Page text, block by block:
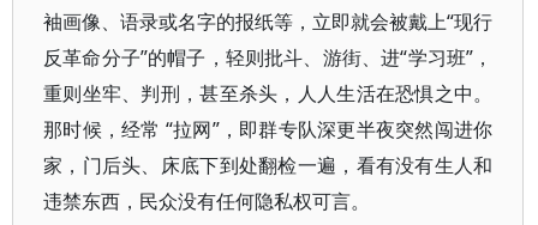
袖画像、语录或名字的报纸等，立即就会被戴上“现行
反革命分子”的帽子，轻则批斗、游街、进“学习班”，
重则坐牢、判刑，甚至杀头，人人生活在恐惧之中。
那时候，经常 “拉网”，即群专队深更半夜突然闯进你
家，门后头、床底下到处翻检一遍，看有没有生人和
违禁东西，民众没有任何隐私权可言。